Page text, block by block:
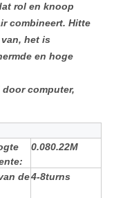
rol en knoop
combineert. Hitte
het is
en hoge
computer,
0.080.22M
de4-8turns